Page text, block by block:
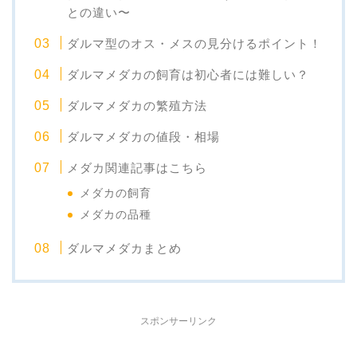
との違い〜
ダルマ型のオス・メスの見分けるポイント！
ダルマメダカの飼育は初心者には難しい？
ダルマメダカの繁殖方法
ダルマメダカの値段・相場
メダカ関連記事はこちら
メダカの飼育
メダカの品種
ダルマメダカまとめ
スポンサーリンク